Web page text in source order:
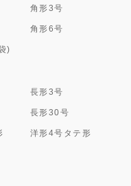
角形3号
角形6号
)
長形3号
長形30号
洋形4号タテ形